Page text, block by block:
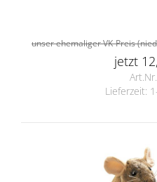
unser ehemaliger VK-Preis
jetzt
Lieferzeit: